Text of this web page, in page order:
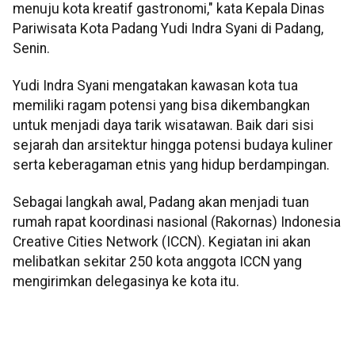
menuju kota kreatif gastronomi," kata Kepala Dinas
Pariwisata Kota Padang Yudi Indra Syani di Padang,
Senin.
Yudi Indra Syani mengatakan kawasan kota tua
memiliki ragam potensi yang bisa dikembangkan
untuk menjadi daya tarik wisatawan. Baik dari sisi
sejarah dan arsitektur hingga potensi budaya kuliner
serta keberagaman etnis yang hidup berdampingan.
Sebagai langkah awal, Padang akan menjadi tuan
rumah rapat koordinasi nasional (Rakornas) Indonesia
Creative Cities Network (ICCN). Kegiatan ini akan
melibatkan sekitar 250 kota anggota ICCN yang
mengirimkan delegasinya ke kota itu.